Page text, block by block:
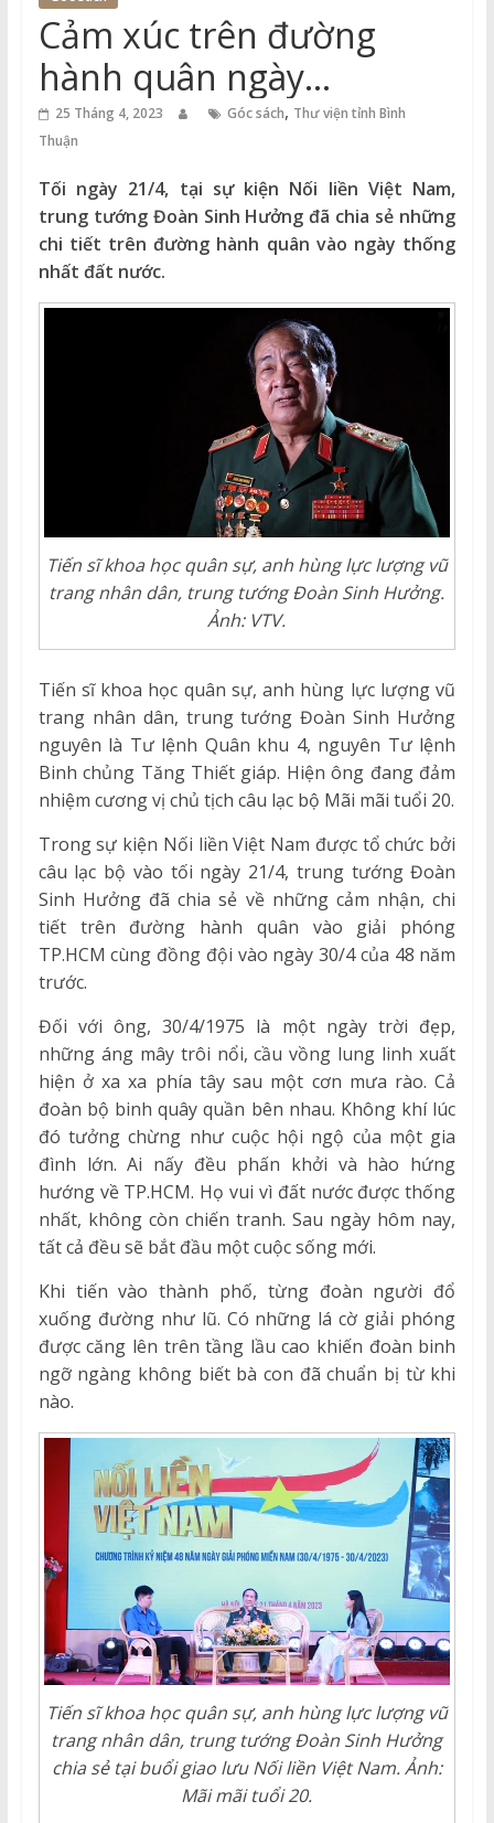
Thuận
Cổng
Vào
Tri
Thức
Cảm xúc trên đường
hành quân ngày
30/4/1975
25 Tháng 4, 2023 Góc sách, Thư viện tỉnh Bình
Thuận
Tối ngày 21/4, tại sự kiện Nối liền Việt Nam,
trung tướng Đoàn Sinh Hưởng đã chia sẻ những
chi tiết trên đường hành quân vào ngày thống
nhất đất nước.
Tiến sĩ khoa học quân sự, anh hùng lực lượng vũ
trang nhân dân, trung tướng Đoàn Sinh Hưởng.
Ảnh: VTV.
Tiến sĩ khoa học quân sự, anh hùng lực lượng vũ
trang nhân dân, trung tướng Đoàn Sinh Hưởng
nguyên là Tư lệnh Quân khu 4, nguyên Tư lệnh
Binh chủng Tăng Thiết giáp. Hiện ông đang đảm
nhiệm cương vị chủ tịch câu lạc bộ Mãi mãi tuổi 20.
Trong sự kiện Nối liền Việt Nam được tổ chức bởi
câu lạc bộ vào tối ngày 21/4, trung tướng Đoàn
Sinh Hưởng đã chia sẻ về những cảm nhận, chi
tiết trên đường hành quân vào giải phóng
TP.HCM cùng đồng đội vào ngày 30/4 của 48 năm
trước.
Đối với ông, 30/4/1975 là một ngày trời đẹp,
những áng mây trôi nổi, cầu vồng lung linh xuất
hiện ở xa xa phía tây sau một cơn mưa rào. Cả
đoàn bộ binh quây quần bên nhau. Không khí lúc
đó tưởng chừng như cuộc hội ngộ của một gia
đình lớn. Ai nấy đều phấn khởi và hào hứng
hướng về TP.HCM. Họ vui vì đất nước được thống
nhất, không còn chiến tranh. Sau ngày hôm nay,
tất cả đều sẽ bắt đầu một cuộc sống mới.
Khi tiến vào thành phố, từng đoàn người đổ
xuống đường như lũ. Có những lá cờ giải phóng
được căng lên trên tầng lầu cao khiến đoàn binh
ngỡ ngàng không biết bà con đã chuẩn bị từ khi
nào.
Tiến sĩ khoa học quân sự, anh hùng lực lượng vũ
trang nhân dân, trung tướng Đoàn Sinh Hưởng
chia sẻ tại buổi giao lưu Nối liền Việt Nam. Ảnh:
Mãi mãi tuổi 20.